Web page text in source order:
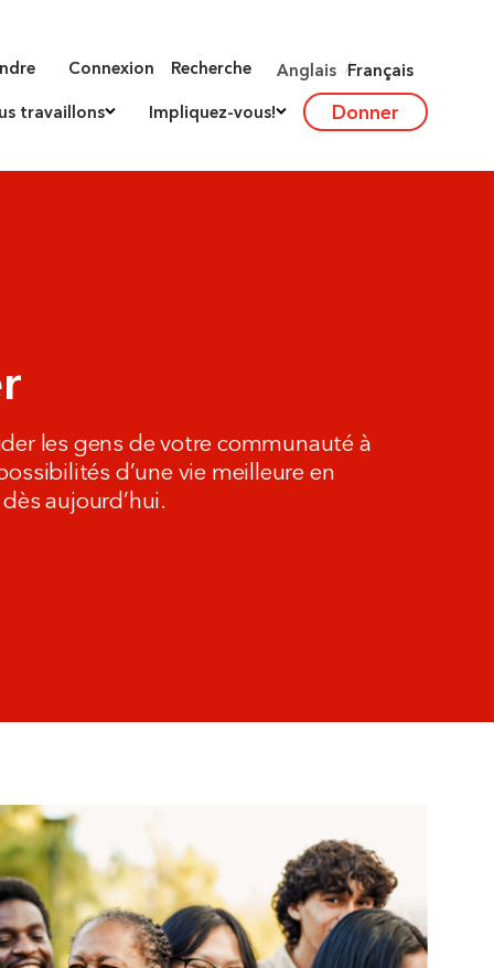
Connexion Recherche Anglais Français
travaillons Impliquez-vous! Donner
les gens de votre communauté à
d’une vie meilleure en
aujourd’hui.